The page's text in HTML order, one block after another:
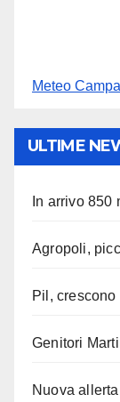
Meteo
ULTIME
In arrivo 850
Agropoli,
Pil,
Genitori
Nuova